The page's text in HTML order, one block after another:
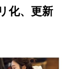
化、更新